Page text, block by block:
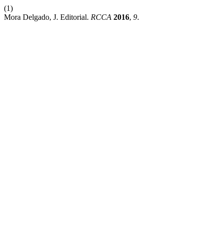
(1)
Mora Delgado, J. Editorial. RCCA 2016, 9.